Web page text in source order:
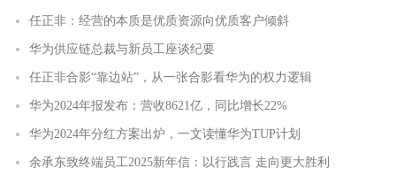
任正非：经营的本质是优质资源向优质客户倾斜
华为供应链总裁与新员工座谈纪要
任正非合影“靠边站”，从一张合影看华为的权力逻辑
华为2024年报发布：营收8621亿，同比增长22%
华为2024年分红方案出炉，一文读懂华为TUP计划
余承东致终端员工2025新年信：以行践言 走向更大胜利